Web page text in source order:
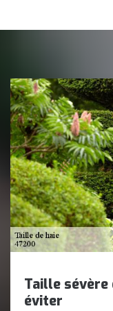
Taille sévère
éviter